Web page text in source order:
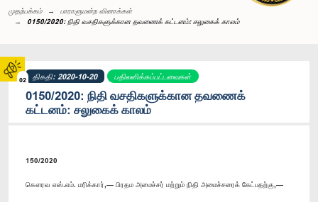
02
முதற்பக்கம்
பாராளுமன்ற வினாக்கள்
0150/2020: நிதி வசதிகளுக்கான தவணைக் கட்டனம்: சலுகைக் காலம்
திகதி: 2020-10-20 பதிலளிக்கப்பட்டவைகள்
0150/2020: நிதி வசதிகளுக்கான தவணைக்
கட்டனம்: சலுகைக் காலம்
150/2020
கௌரவ எஸ்.எம். மரிக்கார்,— பிரதம அமைச்சர் மற்றும் நிதி அமைச்சரைக் கேட்பதற்கு,—